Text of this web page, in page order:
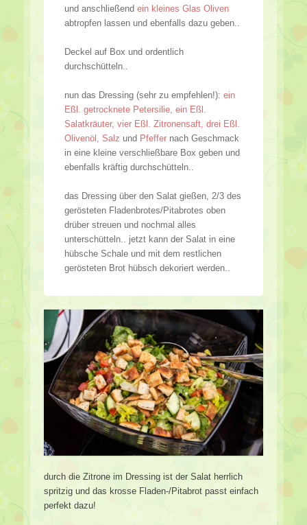
und anschließend ein kleines Glas Oliven
abtropfen lassen und ebenfalls dazu geben..
Deckel auf Box und ordentlich
durchschütteln..
nun das Dressing (sehr zu empfehlen!): ein
Eßl. getrocknete Petersilie, ein Eßl.
Salatkräuter, vier Eßl. Zitronensaft, drei Eßl.
Olivenöl, Salz und Pfeffer nach Geschmack
in eine kleine verschließbare Box geben und
ebenfalls kräftig durchschütteln..
das Dressing über den Salat gießen, 2/3 des
gerösteten Fladenbrotes/Pitabrotes oben
drüber streuen und nochmal alles
unterschütteln.. jetzt kann der Salat in eine
hübsche Schale und mit dem restlichen
gerösteten Brot hübsch dekoriert werden..
durch die Zitrone im Dressing ist der Salat herrlich
spritzig und das krosse Fladen-/Pitabrot passt einfach
perfekt dazu!